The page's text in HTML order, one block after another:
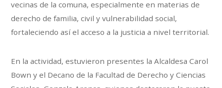
vecinas de la comuna, especialmente en materias de
derecho de familia, civil y vulnerabilidad social,
fortaleciendo así el acceso a la justicia a nivel territorial.
En la actividad, estuvieron presentes la Alcaldesa Carol
Bown y el Decano de la Facultad de Derecho y Ciencias